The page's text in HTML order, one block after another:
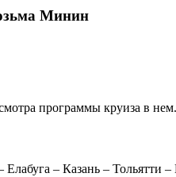
Минин
программы круиза в нем.
Елабуга – Казань – Тольятти